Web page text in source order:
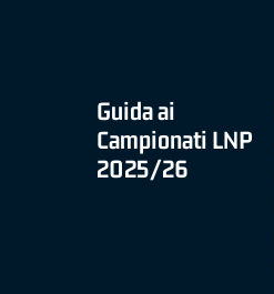
Guida ai
Campionati LNP
2025/26